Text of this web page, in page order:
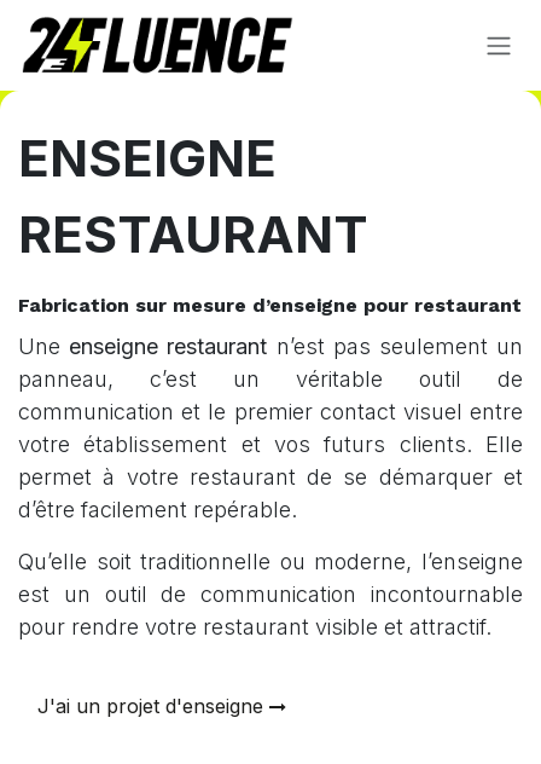
ENSEIGNE
RESTAURANT
Fabrication sur mesure d’enseigne pour restaurant
Une enseigne restaurant n’est pas seulement un
panneau, c’est un véritable outil de
communication et le premier contact visuel entre
votre établissement et vos futurs clients. Elle
permet à votre restaurant de se démarquer et
d’être facilement repérable.
Qu’elle soit traditionnelle ou moderne, l’enseigne
est un outil de communication incontournable
pour rendre votre restaurant visible et attractif.
J'ai un projet d'enseigne